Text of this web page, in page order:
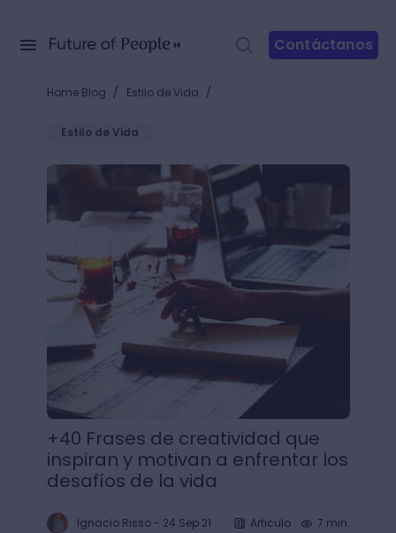
Contáctanos
Home Blog / Estilo de Vida /
Estilo de Vida
+40 Frases de creatividad que inspiran y motivan
+40 Frases de creatividad que
inspiran y motivan a enfrentar los
desafíos de la vida
Ignacio Risso- 24 Sep 21 Articulo 7 min.